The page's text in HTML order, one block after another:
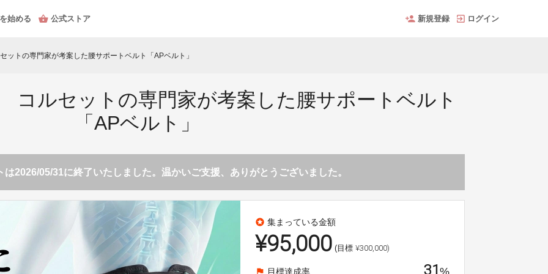
始める 公式ストア 新規登録 ログイン
トの専門家が考案した腰サポートベルト「APベルト」
ルセットの専門家が考案した腰サポートベルト
「APベルト」
は2026/05/31に終了いたしました。温かいご支援、ありがとうございました。
stars 集まっている金額
¥95,000 (目標 ¥300,000)
flag 目標達成率 31%